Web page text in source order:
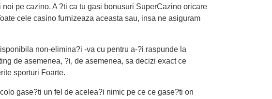
pe cazino. A ?ti ca tu gasi bonusuri SuperCazino oricare
cele casino furnizeaza aceasta sau, insa ne asiguram
non-elimina?i -va cu pentru a-?i raspunde la
de asemenea, ?i, de asemenea, sa decizi exact ce
sporturi Foarte.
gase?ti un fel de acelea?i nimic pe ce ce gase?ti on